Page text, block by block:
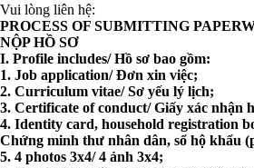
Vui lòng liên hệ:
PROCESS OF SUBMITTING
NỘP HỒ SƠ
I. Profile includes/ Hồ sơ bao gồm:
1. Job application/ Đơn xin việc;
2. Curriculum vitae/ Sơ yếu lý lịch;
3. Certificate of conduct/ Giấy xác nhận
4. Identity card, household registration
Chứng minh thư nhân dân, sổ hộ khẩu
5. 4 photos 3x4/ 4 ảnh 3x4;